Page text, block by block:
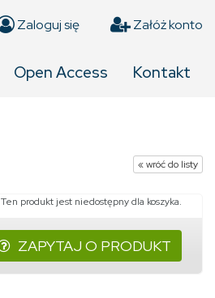
Zaloguj się Załóż konto
Open Access Kontakt
« wróć do listy
Ten produkt jest niedostępny dla koszyka.
ZAPYTAJ O PRODUKT